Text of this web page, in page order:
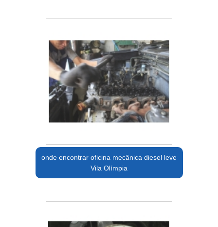
onde encontrar oficina mecânica diesel leve
Vila Olímpia